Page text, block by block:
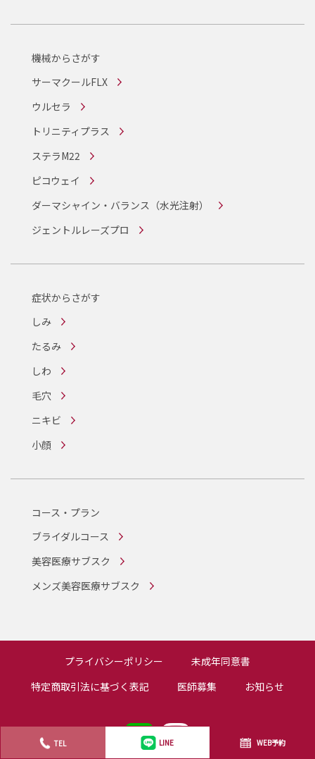
機械からさがす
サーマクールFLX
ウルセラ
トリニティプラス
ステラM22
ピコウェイ
ダーマシャイン・バランス （水光注射）
ジェントルレーズプロ
症状からさがす
しみ
たるみ
しわ
毛穴
ニキビ
小顔
コース・プラン
ブライダルコース
美容医療サブスク
メンズ美容医療サブスク
プライバシーポリシー
未成年同意書
特定商取引法に基づく表記
医師募集 お知らせ
TEL LINE WEB予約